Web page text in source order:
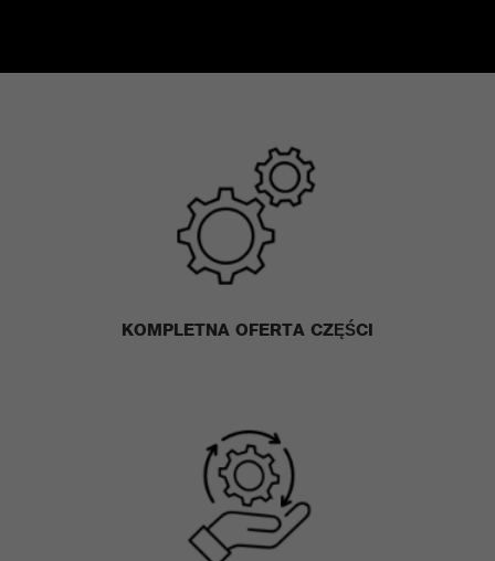
KOMPLETNA OFERTA CZĘŚCI